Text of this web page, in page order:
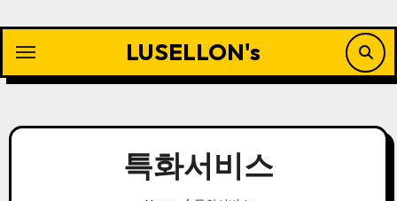
content
LUSELLON's
특화서비스